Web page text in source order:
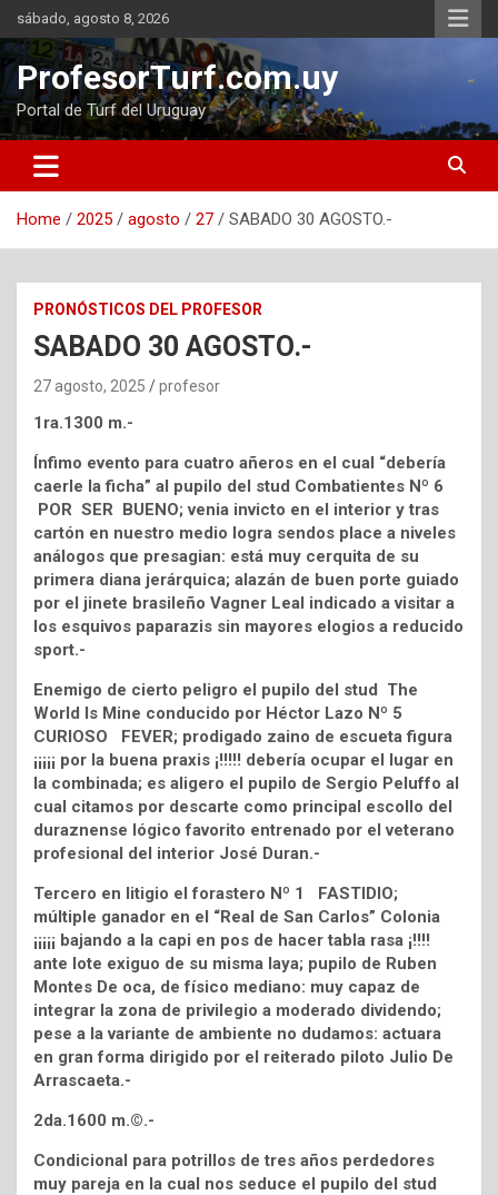
Skip
to
content
sábado, agosto 8, 2026
ProfesorTurf.com.uy
Portal de Turf del Uruguay
Home 2025 agosto 27 SABADO 30 AGOSTO.-
PRONÓSTICOS DEL PROFESOR
SABADO 30 AGOSTO.-
27 agosto, 2025 profesor
1ra.1300 m.-
Ínfimo evento para cuatro añeros en el cual “debería
caerle la ficha” al pupilo del stud Combatientes Nº 6
POR SER BUENO; venia invicto en el interior y tras
cartón en nuestro medio logra sendos place a niveles
análogos que presagian: está muy cerquita de su
primera diana jerárquica; alazán de buen porte guiado
por el jinete brasileño Vagner Leal indicado a visitar a
los esquivos paparazis sin mayores elogios a reducido
sport.-
Enemigo de cierto peligro el pupilo del stud The
World Is Mine conducido por Héctor Lazo Nº 5
CURIOSO FEVER; prodigado zaino de escueta figura
¡¡¡¡¡ por la buena praxis ¡!!!!! debería ocupar el lugar en
la combinada; es aligero el pupilo de Sergio Peluffo al
cual citamos por descarte como principal escollo del
duraznense lógico favorito entrenado por el veterano
profesional del interior José Duran.-
Tercero en litigio el forastero Nº 1 FASTIDIO;
múltiple ganador en el “Real de San Carlos” Colonia
¡¡¡¡¡ bajando a la capi en pos de hacer tabla rasa ¡!!!!
ante lote exiguo de su misma laya; pupilo de Ruben
Montes De oca, de físico mediano: muy capaz de
integrar la zona de privilegio a moderado dividendo;
pese a la variante de ambiente no dudamos: actuara
en gran forma dirigido por el reiterado piloto Julio De
Arrascaeta.-
2da.1600 m.©.-
Condicional para potrillos de tres años perdedores
muy pareja en la cual nos seduce el pupilo del stud